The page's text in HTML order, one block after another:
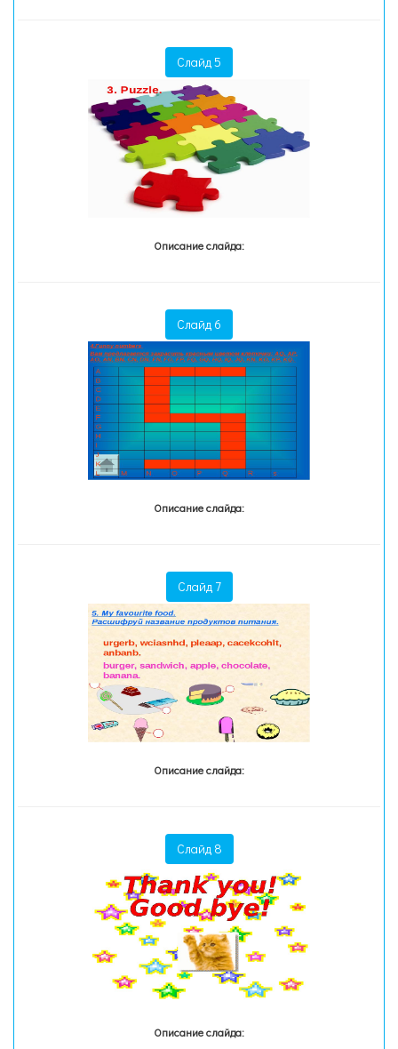
Слайд 5
Описание слайда:
Слайд 6
Описание слайда:
Слайд 7
Описание слайда:
Слайд 8
Описание слайда: